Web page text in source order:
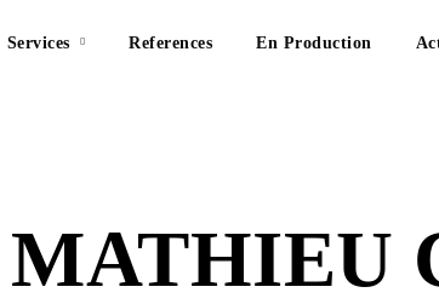
Services References En Production
MATHIEU